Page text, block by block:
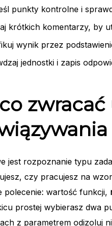
punkty kontrolne i
krótkich komentarzy, by
wynik przez
jednostki i zapis
jest rozpoznanie typu
czy pracujesz na
polecenie: wartość funkcji,
prostej wybierasz dwa
z parametrem odizoluj